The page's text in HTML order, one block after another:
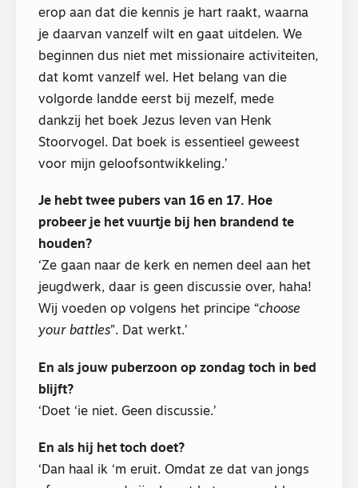
erop aan dat die kennis je hart raakt, waarna
je daarvan vanzelf wilt en gaat uitdelen. We
beginnen dus niet met missionaire activiteiten,
dat komt vanzelf wel. Het belang van die
volgorde landde eerst bij mezelf, mede
dankzij het boek Jezus leven van Henk
Stoorvogel. Dat boek is essentieel geweest
voor mijn geloofsontwikkeling.’
Je hebt twee pubers van 16 en 17. Hoe
probeer je het vuurtje bij hen brandend te
houden?
‘Ze gaan naar de kerk en nemen deel aan het
jeugdwerk, daar is geen discussie over, haha!
Wij voeden op volgens het principe “choose
your battles”. Dat werkt.’
En als jouw puberzoon op zondag toch in bed
blijft?
‘Doet ‘ie niet. Geen discussie.’
En als hij het toch doet?
‘Dan haal ik ‘m eruit. Omdat ze dat van jongs